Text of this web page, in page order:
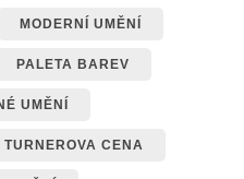
MODERNÍ UMĚNÍ
PALETA BAREV
UMĚNÍ
TURNEROVA CENA